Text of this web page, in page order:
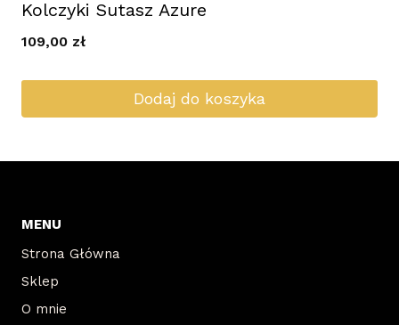
Kolczyki Sutasz Azure
109,00 zł
Dodaj do koszyka
MENU
Strona Główna
Sklep
O mnie